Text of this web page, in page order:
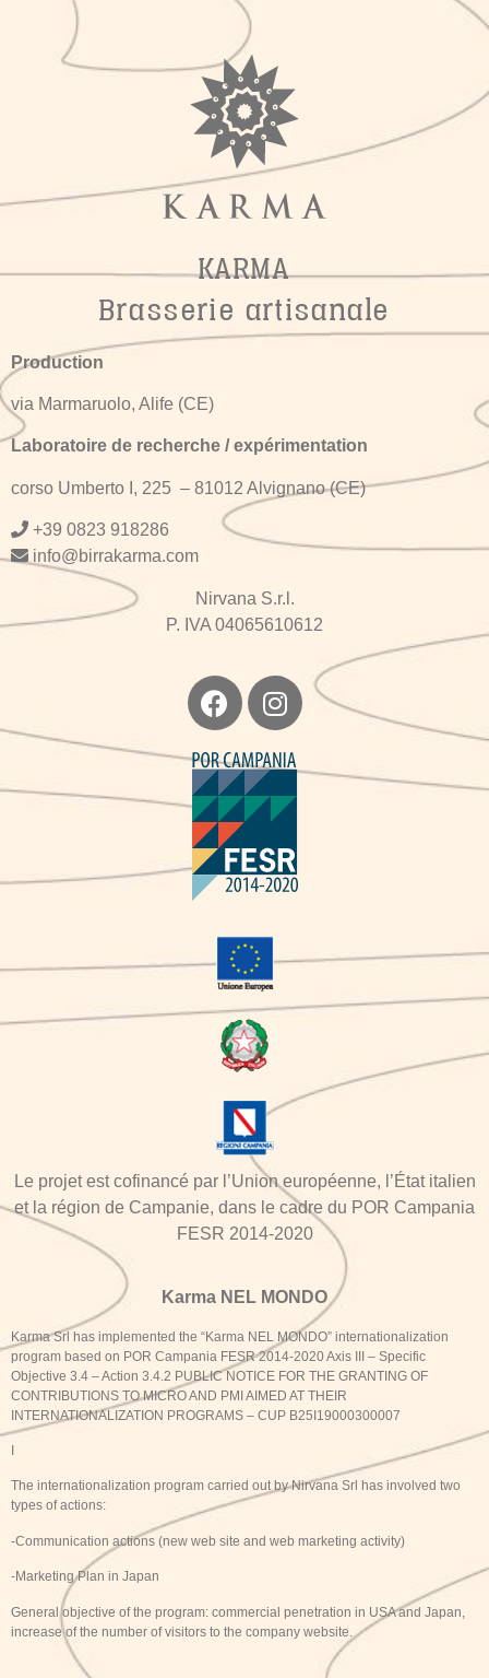
KARMA
Brasserie artisanale
Production
via Marmaruolo, Alife (CE)
Laboratoire de recherche / expérimentation
corso Umberto I, 225 – 81012 Alvignano (CE)
+39 0823 918286
info@birrakarma.com
Nirvana S.r.l.
P. IVA 04065610612
Le projet est cofinancé par l’Union européenne, l’État italien
et la région de Campanie, dans le cadre du POR Campania
FESR 2014-2020
Karma NEL MONDO
Karma Srl has implemented the “Karma NEL MONDO” internationalization
program based on POR Campania FESR 2014-2020 Axis III – Specific
Objective 3.4 – Action 3.4.2 PUBLIC NOTICE FOR THE GRANTING OF
CONTRIBUTIONS TO MICRO AND PMI AIMED AT THEIR
INTERNATIONALIZATION PROGRAMS – CUP B25I19000300007
The internationalization program carried out by Nirvana Srl has involved two
types of actions:
-Communication actions (new web site and web marketing activity)
-Marketing Plan in Japan
General objective of the program: commercial penetration in USA and Japan,
increase of the number of visitors to the company website.